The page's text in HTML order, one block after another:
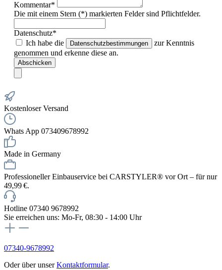
Kommentar*
Die mit einem Stern (*) markierten Felder sind Pflichtfelder.
Datenschutz*
Ich habe die
Datenschutzbestimmungen
zur Kenntnis
genommen und erkenne diese an.
Abschicken
Kostenloser Versand
Whats App 073409678992
Made in Germany
Professioneller Einbauservice bei CARSTYLER® vor Ort – für nur
49,99 €.
Hotline 07340 9678992
Sie erreichen uns: Mo-Fr, 08:30 - 14:00 Uhr
07340-9678992
Oder über unserKontaktformular.